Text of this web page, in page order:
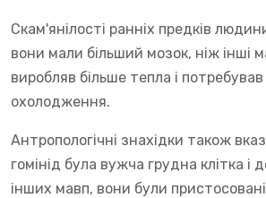
Скам'янілості ранніх предків
вони мали більший мозок, ніж інші
виробляв більше тепла і потребував
охолодження.
Антропологічні знахідки також
гомінід була вужча грудна клітка і
інших мавп, вони були пристосовані